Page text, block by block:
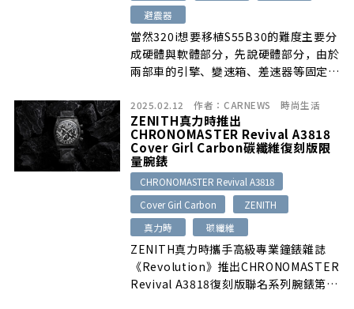
避震器
當然320i想要移植S55B30的難度主要分
成硬體與軟體部分，先說硬體部分，由於
兩部車的引擎、變速箱、差速器等固定位
2025.02.12 作者： CARNEWS 時尚生活
ZENITH真力時推出
CHRONOMASTER Revival A3818
Cover Girl Carbon碳纖維復刻版限
量腕錶
CHRONOMASTER Revival A3818
Cover Girl Carbon
ZENITH
真力時
碳纖維
ZENITH真力時攜手高級專業鐘錶雜誌
《Revolution》推出CHRONOMASTER
Revival A3818復刻版聯名系列腕錶第三